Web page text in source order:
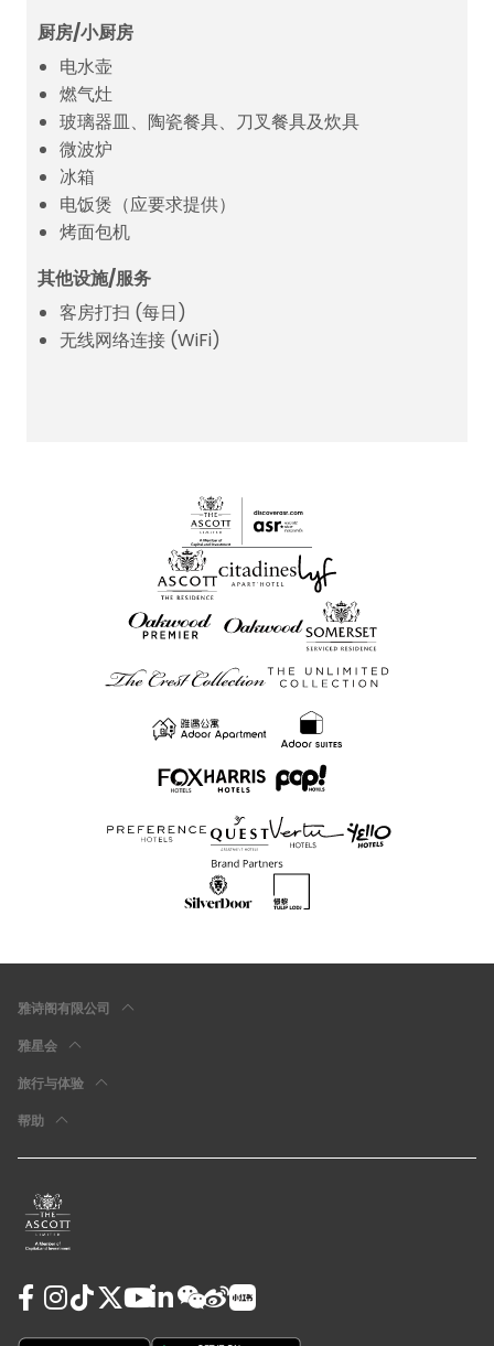
厨房/小厨房
电水壶
燃气灶
玻璃器皿、陶瓷餐具、刀叉餐具及炊具
微波炉
冰箱
电饭煲（应要求提供）
烤面包机
其他设施/服务
客房打扫 (每日)
无线网络连接 (WiFi)
雅诗阁有限公司
雅星会
旅行与体验
帮助